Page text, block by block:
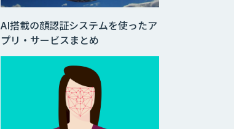
AI搭載の顔認証システムを使ったア
プリ・サービスまとめ